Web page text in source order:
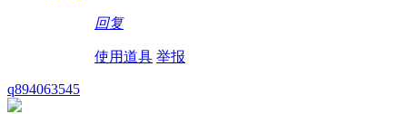
回复
使用道具 举报
q894063545